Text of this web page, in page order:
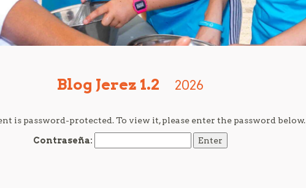
Blog Jerez 1.2 2026
is password-protected. To view it, please enter the password below.
Contraseña: